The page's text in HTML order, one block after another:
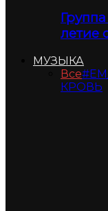
летие
МУЗЫКА
Все
КРОВЬ